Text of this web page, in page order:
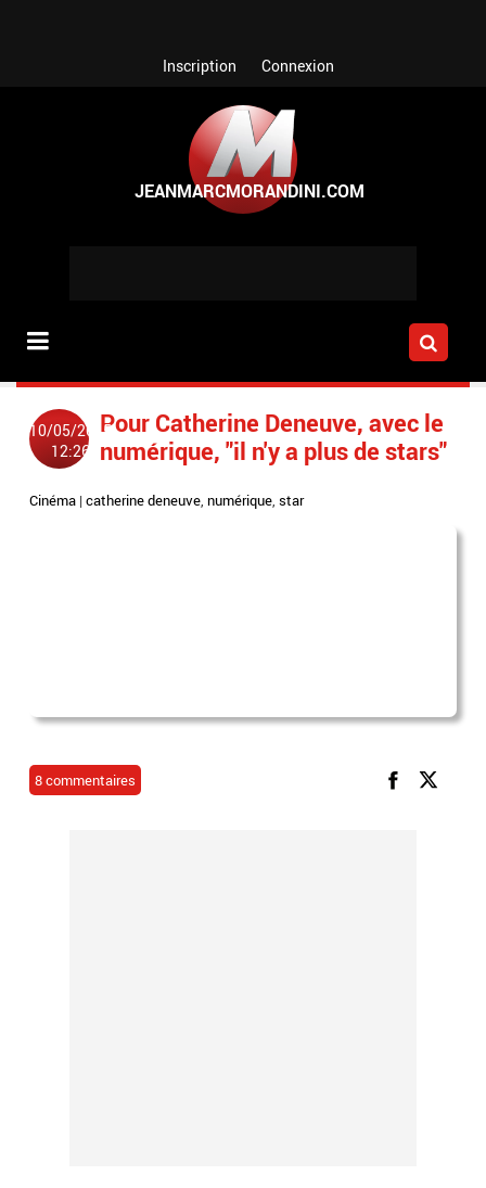
Inscription Connexion
10/05/2015
12:26
Pour Catherine Deneuve, avec le
numérique, "il n'y a plus de stars"
Cinéma |catherine deneuve,numérique,star
8 commentaires